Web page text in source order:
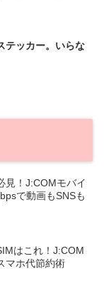
テッカー。いらな
見！J:COMモバイ
で動画もSNSも
はこれ！J:COM
マホ代節約術